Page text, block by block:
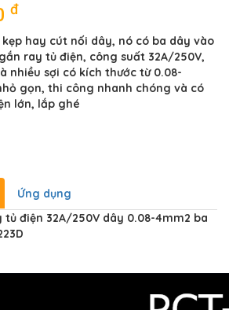
đ
kẹp hay cút nối dây, nó có ba dây vào
ray tủ điện, công suất 32A/250V,
nhiều sợi có kích thước từ 0.08-
gọn, thi công nhanh chóng và có
lớn, lắp ghé
Ứng dụng
điện 32A/250V dây 0.08-4mm2 ba